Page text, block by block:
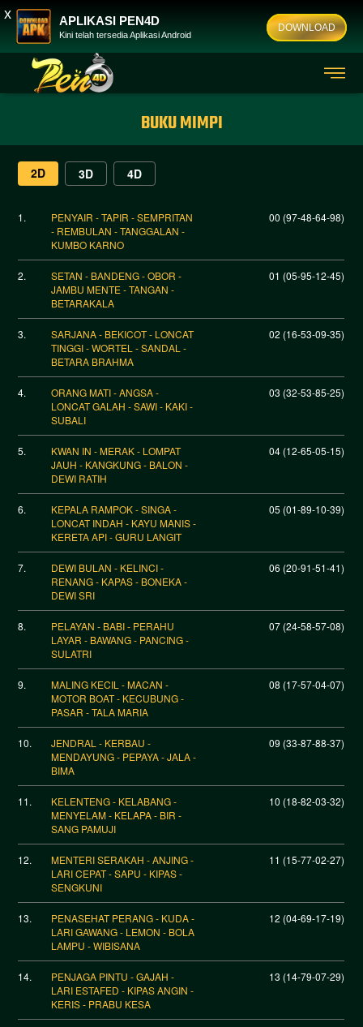
APLIKASI PEN4D
Kini telah tersedia Aplikasi Android
DOWNLOAD
x
BUKU MIMPI
2D 3D 4D
1.
PENYAIR - TAPIR - SEMPRITAN
- REMBULAN - TANGGALAN -
KUMBO KARNO
00 (97-48-64-98)
2.
SETAN - BANDENG - OBOR -
JAMBU MENTE - TANGAN -
BETARAKALA
01 (05-95-12-45)
3.
SARJANA - BEKICOT - LONCAT
TINGGI - WORTEL - SANDAL -
BETARA BRAHMA
02 (16-53-09-35)
4.
ORANG MATI - ANGSA -
LONCAT GALAH - SAWI - KAKI -
SUBALI
03 (32-53-85-25)
5.
KWAN IN - MERAK - LOMPAT
JAUH - KANGKUNG - BALON -
DEWI RATIH
04 (12-65-05-15)
6.
KEPALA RAMPOK - SINGA -
LONCAT INDAH - KAYU MANIS -
KERETA API - GURU LANGIT
05 (01-89-10-39)
7.
DEWI BULAN - KELINCI -
RENANG - KAPAS - BONEKA -
DEWI SRI
06 (20-91-51-41)
8.
PELAYAN - BABI - PERAHU
LAYAR - BAWANG - PANCING -
SULATRI
07 (24-58-57-08)
9.
MALING KECIL - MACAN -
MOTOR BOAT - KECUBUNG -
PASAR - TALA MARIA
08 (17-57-04-07)
10.
JENDRAL - KERBAU -
MENDAYUNG - PEPAYA - JALA -
BIMA
09 (33-87-88-37)
11.
KELENTENG - KELABANG -
MENYELAM - KELAPA - BIR -
SANG PAMUJI
10 (18-82-03-32)
12.
MENTERI SERAKAH - ANJING -
LARI CEPAT - SAPU - KIPAS -
SENGKUNI
11 (15-77-02-27)
13.
PENASEHAT PERANG - KUDA -
LARI GAWANG - LEMON - BOLA
LAMPU - WIBISANA
12 (04-69-17-19)
14.
PENJAGA PINTU - GAJAH -
LARI ESTAFED - KIPAS ANGIN -
KERIS - PRABU KESA
13 (14-79-07-29)